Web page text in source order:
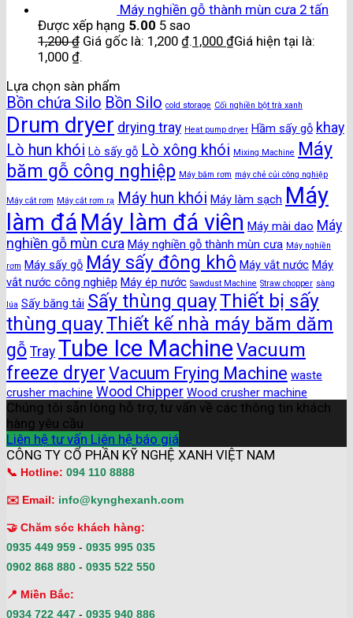
Máy nghiền gỗ thành mùn cưa 2 tấn
Được xếp hạng 5.00 5 sao
1,200₫ Giá gốc là: 1,200 ₫.1,000 ₫Giá hiện tại là:
1,000 ₫.
Lựa chọn sàn phẩm
Bồn chứa Silo Bồn Silo cold storage Cối nghiền bột trà xanh
Drum dryer drying tray Heat pump dryer Hầm sấy gỗ khay
Lò hun khói Lò sấy gỗ Lò xông khói Mixing Machine Máy
băm gỗ công nghiệp Máy băm rơm máy chẻ củi công nghiệp
Máy cắt rơm Máy cắt rơm rạ Máy hun khói Máy làm sạch Máy
làm đá Máy làm đá viên Máy mài dao Máy
nghiền gỗ mùn cưa Máy nghiền gỗ thành mùn cưa Máy nghiền
rơm Máy sấy gỗ Máy sấy đông khô Máy vắt nước Máy
vắt nước công nghiệp Máy ép nước Sawdust Machine Straw chopper sàng
lúa Sấy băng tải Sấy thùng quayThiết bị sấy
thùng quayThiết kế nhà máy băm dăm
gỗ Tray Tube Ice MachineVacuum
freeze dryer Vacuum Frying Machine waste
crusher machine Wood Chipper Wood crusher machine
Chúng tôi sẵn lòng hỗ trợ, tư vấn về các thông tin khách
hàng yêu cầu
Liên hệ tư vấn Liên hệ báo giá
CÔNG TY CỔ PHẦN KỸ NGHỆ XANH VIỆT NAM
📞 Hotline: 094 110 8888
✉️ Email: info@kynghexanh.com
🤝 Chăm sóc khách hàng:
0935 449 959 - 0935 995 035
0902 868 880 - 0935 522 550
📍 Miền Bắc:
0934 722 447 - 0935 940 886